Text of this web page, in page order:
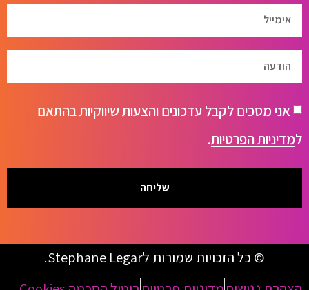
אני מסכים לקבל עדכונים והצעות שיווקיות בהתאם
למדיניות הפרטיות.
שליחה
© כל הזכויות שמורות לStephane Legar.